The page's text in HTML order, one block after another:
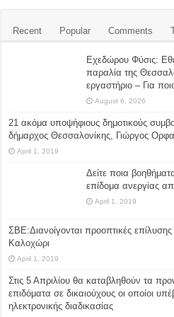
Recent Popular Comments
Eχεδώρου Φύσις:
παραλία της
εργαστήριο – Για
August 6, 2026
21 ακόμα υποψήφιους δημοτικούς
δήμαρχος Θεσσαλονίκης, Γιώργος
April 1, 2019
Δείτε ποια
επίδομα ανεργίας
April 1, 2019
ΣΒΕ:Διανοίγονται προοπτικές
Καλοχώρι
April 1, 2019
Στις 5 Απριλίου θα καταβληθούν τα
επιδόματα σε δικαιούχους οι οποίοι
ηλεκτρονικής διαδικασίας